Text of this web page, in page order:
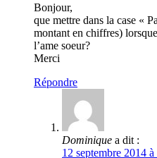
Bonjour,
que mettre dans la case «
montant en chiffres)
l’ame soeur?
Merci
Répondre
Dominique a dit :
12 septembre 2014